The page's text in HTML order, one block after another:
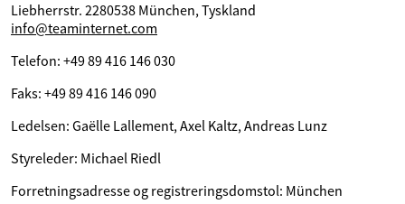
Liebherrstr. 2280538 München, Tyskland
info@teaminternet.com
Telefon: +49 89 416 146 030
Faks: +49 89 416 146 090
Ledelsen: Gaëlle Lallement, Axel Kaltz, Andreas Lunz
Styreleder: Michael Riedl
Forretningsadresse og registreringsdomstol: München